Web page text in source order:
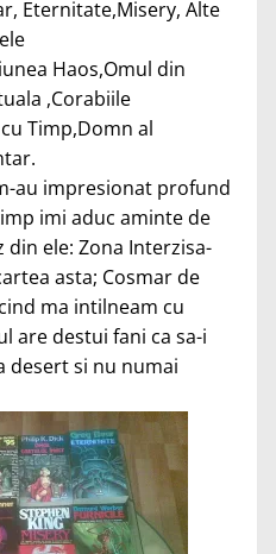
Eternitate,Misery, Alte
Haos,Omul din
,Corabiile
Timp,Domn al
au impresionat profund
imi aduc aminte de
ele: Zona Interzisa-
asta; Cosmar de
ma intilneam cu
are destui fani ca sa-i
desert si nu numai